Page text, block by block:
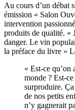
Au cours d’un débat
émission « Salon
intervention
produits de qualité. «
danger. Le vin
la préface du livre «
« Est-ce qu’on
monde ? Est-
surproduire.
de nos petits
n’y gagnerait